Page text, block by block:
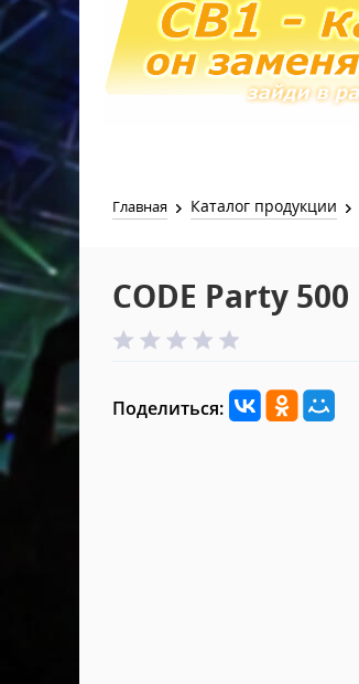
Распродажа
Главная Каталог продукции
CODE Party 500
Поделиться: